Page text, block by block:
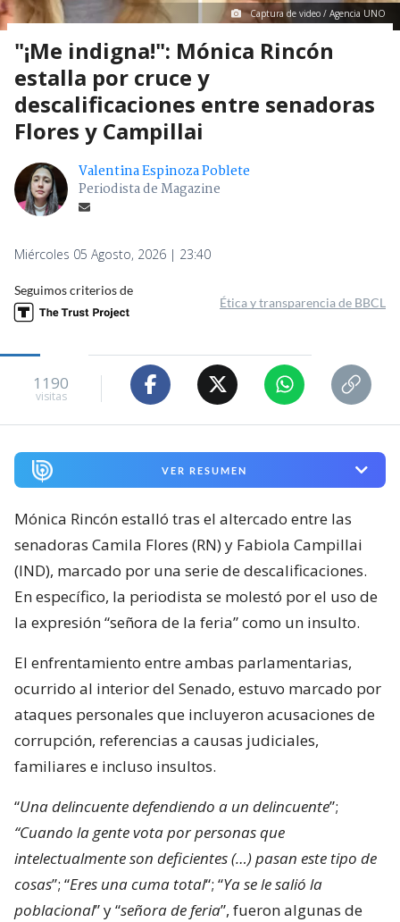
Captura de video / Agencia UNO
"¡Me indigna!": Mónica Rincón
estalla por cruce y
descalificaciones entre senadoras
Flores y Campillai
Valentina Espinoza Poblete
Periodista de Magazine
Miércoles 05 Agosto, 2026 | 23:40
Seguimos criterios de
Ética y transparencia de BBCL
1190
visitas
VER RESUMEN
Mónica Rincón estalló tras el altercado entre las
senadoras Camila Flores (RN) y Fabiola Campillai
(IND), marcado por una serie de descalificaciones.
En específico, la periodista se molestó por el uso de
la expresión “señora de la feria” como un insulto.
El enfrentamiento entre ambas parlamentarias,
ocurrido al interior del Senado, estuvo marcado por
ataques personales que incluyeron acusaciones de
corrupción, referencias a causas judiciales,
familiares e incluso insultos.
“Una delincuente defendiendo a un delincuente”;
“Cuando la gente vota por personas que
intelectualmente son deficientes (…) pasan este tipo de
cosas”; “Eres una cuma total“; “Ya se le salió la
poblacional” y “señora de feria”, fueron algunas de